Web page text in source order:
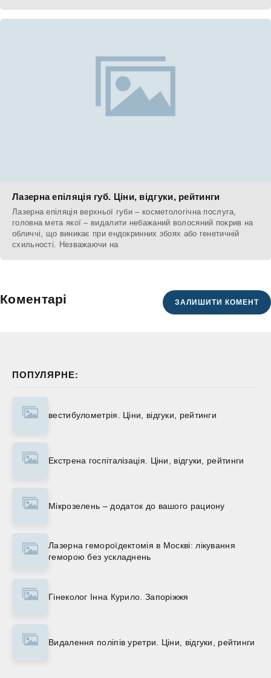
ПОПУЛЯРНЕ:
вестибулометрія. Ціни, відгуки, рейтинги
Екстрена госпіталізація. Ціни, відгуки, рейтинги
Мікрозелень – додаток до вашого рациону
Лазерна гемороїдектомія в Москві: лікування
геморою без ускладнень
Гінеколог Інна Курило. Запоріжжя
Видалення поліпів уретри. Ціни, відгуки, рейтинги
Лазерна епіляція губ. Ціни, відгуки, рейтинги
Лазерна епіляція верхньої губи – косметологічна послуга,
головна мета якої – видалити небажаний волосяний покрив на
обличчі, що виникає при ендокринних збоях або генетичній
схильності. Незважаючи на
Коментарі ЗАЛИШИТИ КОМЕНТ